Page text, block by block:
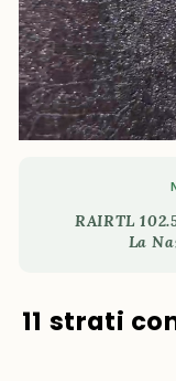
RAIRTL
La
11 strati